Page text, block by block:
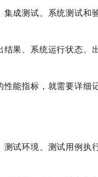
成测试、系统测试和
果、系统运行状态、
能指标，就需要详细
试环境、测试用例执